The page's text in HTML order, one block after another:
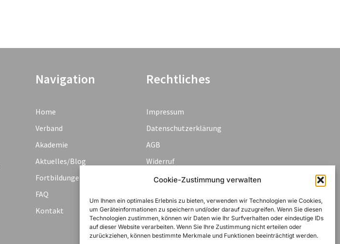
Cookie-Zustimmung verwalten
Um Ihnen ein optimales Erlebnis zu bieten, verwenden wir Technologien wie Cookies,
um Geräteinformationen zu speichern und/oder darauf zuzugreifen. Wenn Sie diesen
Technologien zustimmen, können wir Daten wie Ihr Surfverhalten oder eindeutige IDs
auf dieser Website verarbeiten. Wenn Sie Ihre Zustimmung nicht erteilen oder
zurückziehen, können bestimmte Merkmale und Funktionen beeinträchtigt werden.
Navigation
Home
Verband
Akademie
Aktuelles/Blog
Fortbildungen & Termine
FAQ
Kontakt
Rechtliches
Impressum
Datenschutzerklärung
AGB
Widerruf
Zahlungsarten